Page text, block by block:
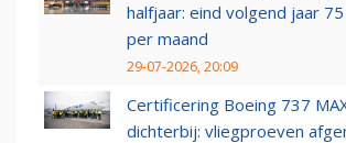
halfjaar: eind volgend jaar 75
per maand
29-07-2026, 20:09
Certificering Boeing 737
dichterbij: vliegproeven